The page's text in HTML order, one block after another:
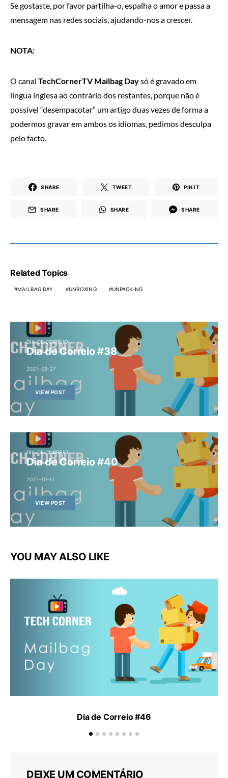
Se gostaste, por favor partilha-o, espalha o amor e passa a
mensagem nas redes sociais, ajudando-nos a crescer.
NOTA:
O canal TechCornerTV Mailbag Daysó é gravado em
língua inglesa ao contrário dos restantes, porque não é
possível “desempacotar” um artigo duas vezes de forma a
podermos gravar em ambos os idiomas, pedimos desculpa
pelo facto.
SHARE TWEET PIN IT
SHARE SHARE SHARE
Related Topics
MAILBAG DAY UNBOXING UNPACKING
DIA DE CORREIO
Dia de Correio #38
2021-09-27
VIEW POST
DIA DE CORREIO
Dia de Correio #40
2021-10-11
VIEW POST
YOU MAY ALSO LIKE
Dia de Correio #46
DEIXE UM COMENTÁRIO